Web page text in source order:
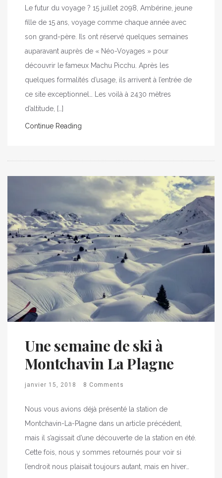
Le futur du voyage ? 15 juillet 2098, Ambérine, jeune
fille de 15 ans, voyage comme chaque année avec
son grand-père. Ils ont réservé quelques semaines
auparavant auprès de « Néo-Voyages » pour
découvrir le fameux Machu Picchu. Après les
quelques formalités d’usage, ils arrivent à l’entrée de
ce site exceptionnel… Les voilà à 2430 mètres
d’altitude, […]
Continue Reading
Une semaine de ski à
Montchavin La Plagne
janvier 15, 2018 8 Comments
Nous vous avions déjà présenté la station de
Montchavin-La-Plagne dans un article précédent,
mais il s’agissait d’une découverte de la station en été.
Cette fois, nous y sommes retournés pour voir si
l’endroit nous plaisait toujours autant, mais en hiver…